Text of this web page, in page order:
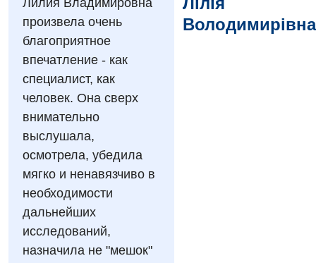
Заходи БПР
Інтернатура
Енциклопедія
Програма лояльності
Відгуки
Відео
Діагностика
Діагностичне відділення
Ендоскопічне відділення
Інструментальна діагностика
Рентгенографія
УЗД
Для дорослих
Акушерство і гінекологія
Алергологія, імунологія
Декларування
Національний скринінг здоров’я 40+
Українська
Лилия Владимировна
произвела очень
благоприятное
впечатление - как
специалист, как
человек. Она сверх
внимательно
выслушала,
осмотрела, убедила
мягко и ненавязчиво в
необходимости
дальнейших
исследований,
назначила не "мешок"
Володимирівна